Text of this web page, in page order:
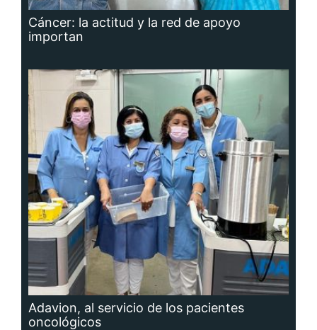
Cáncer: la actitud y la red de apoyo
importan
Adavion, al servicio de los pacientes
oncológicos